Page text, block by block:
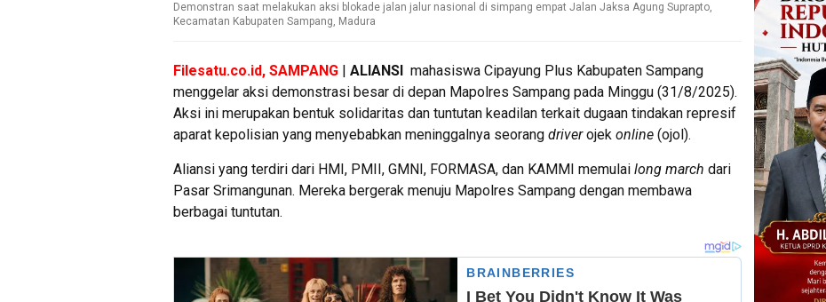
Demonstran saat melakukan aksi blokade jalan jalur nasional di simpang empat Jalan Jaksa Agung Suprapto,
Kecamatan Kabupaten Sampang, Madura
Filesatu.co.id, SAMPANG ALIANSI
mahasiswa Cipayung Plus Kabupaten Sampang
menggelar aksi demonstrasi besar di depan Mapolres Sampang pada Minggu (31/8/2025).
Aksi ini merupakan bentuk solidaritas dan tuntutan keadilan terkait dugaan tindakan represif
aparat kepolisian yang menyebabkan meninggalnya seorang driverojek online (ojol).
Aliansi yang terdiri dari HMI, PMII, GMNI, FORMASA, dan KAMMI memulai long march dari
Pasar Srimangunan. Mereka bergerak menuju Mapolres Sampang dengan membawa
berbagai tuntutan.